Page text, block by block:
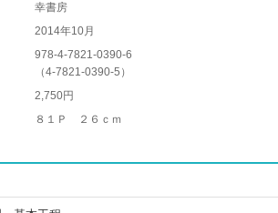
幸書房
2014年10月
978-4-7821-0390-6
（4-7821-0390-5 ）
2,750円
８１Ｐ ２６ｃｍ